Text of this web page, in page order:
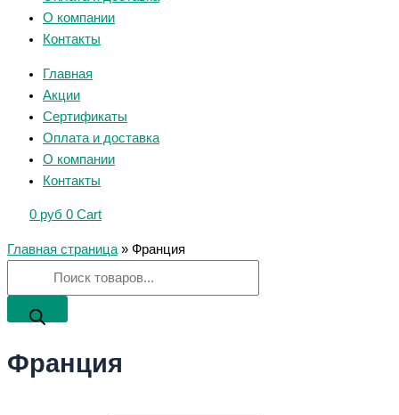
О компании
Контакты
Главная
Акции
Сертификаты
Оплата и доставка
О компании
Контакты
0 руб 0 Cart
Главная страница » Франция
Франция